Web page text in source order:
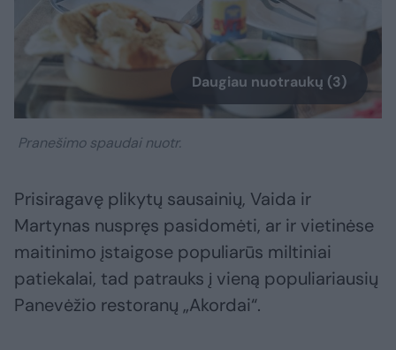
Daugiau nuotraukų (3)
Pranešimo spaudai nuotr.
Prisiragavę plikytų sausainių, Vaida ir
Martynas nuspręs pasidomėti, ar ir vietinėse
maitinimo įstaigose populiarūs miltiniai
patiekalai, tad patrauks į vieną populiariausių
Panevėžio restoranų „Akordai“.